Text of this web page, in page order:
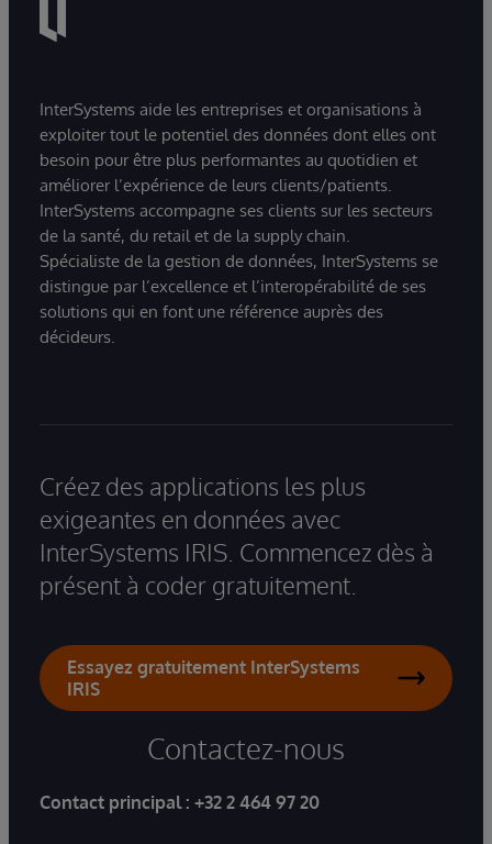
InterSystems aide les entreprises et organisations à
exploiter tout le potentiel des données dont elles ont
besoin pour être plus performantes au quotidien et
améliorer l’expérience de leurs clients/patients.
InterSystems accompagne ses clients sur les secteurs
de la santé, du retail et de la supply chain.
Spécialiste de la gestion de données, InterSystems se
distingue par l’excellence et l’interopérabilité de ses
solutions qui en font une référence auprès des
décideurs.
Créez des applications les plus
exigeantes en données avec
InterSystems IRIS. Commencez dès à
présent à coder gratuitement.
Essayez gratuitement InterSystems
IRIS
Contactez-nous
Contact principal : +32 2 464 97 20